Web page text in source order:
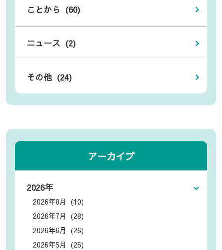
ことから (60)
ニュース (2)
その他 (24)
アーカイブ
2026年
2026年8月 (10)
2026年7月 (28)
2026年6月 (26)
2026年5月 (26)